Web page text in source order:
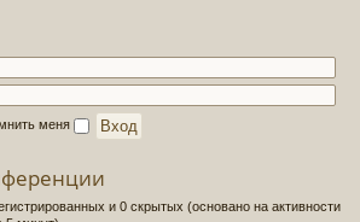
меня
и 0 скрытых (основано на активности